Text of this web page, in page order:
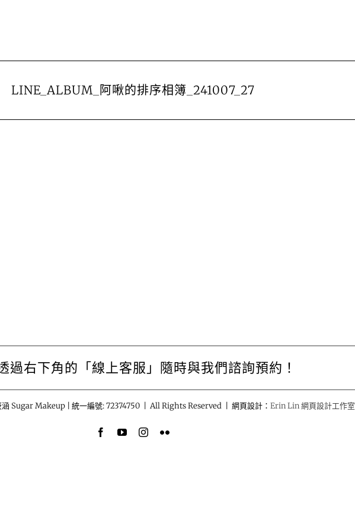
LINE_ALBUM_阿啾的排序相簿_241007_27
過右下角的「線上客服」隨時與我們諮詢預約！
Sugar Makeup | 統一編號: 72374750 | All Rights Reserved | 網頁設計： Erin Lin 網頁設計工作室
FacebookYouTubeInstagram
Flickr